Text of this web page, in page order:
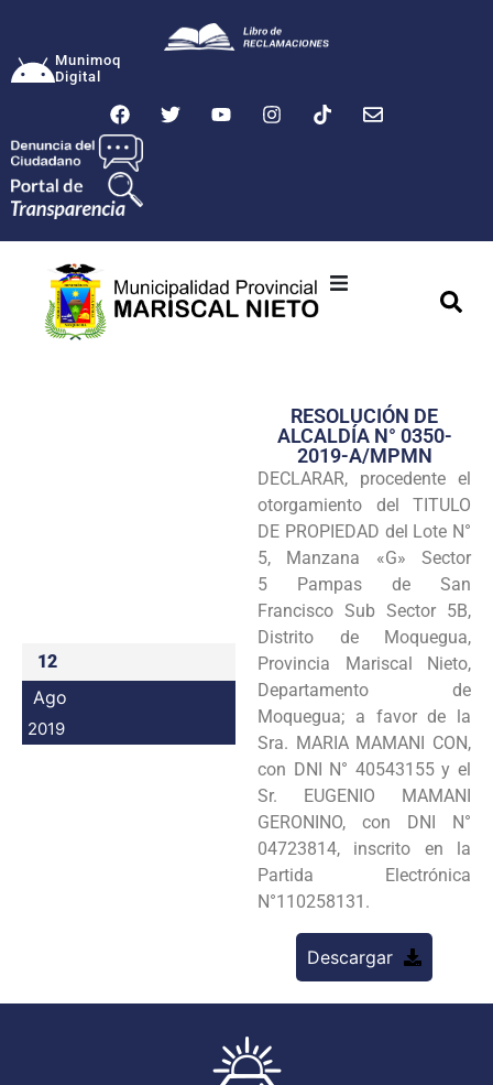
Munimoq
Digital
Transparencia
Seguridad
Programas
Intranet
12
Ago
2019
RESOLUCIÓN DE
ALCALDÍA N° 0350-
2019-A/MPMN
DECLARAR, procedente el
otorgamiento del TITULO
DE PROPIEDAD del Lote N°
5, Manzana «G» Sector
5 Pampas de San
Francisco Sub Sector 5B,
Distrito de Moquegua,
Provincia Mariscal Nieto,
Departamento de
Moquegua; a favor de la
Sra. MARIA MAMANI CON,
con DNI N° 40543155 y el
Sr. EUGENIO MAMANI
GERONINO, con DNI N°
04723814, inscrito en la
Partida Electrónica
N°110258131.
Descargar